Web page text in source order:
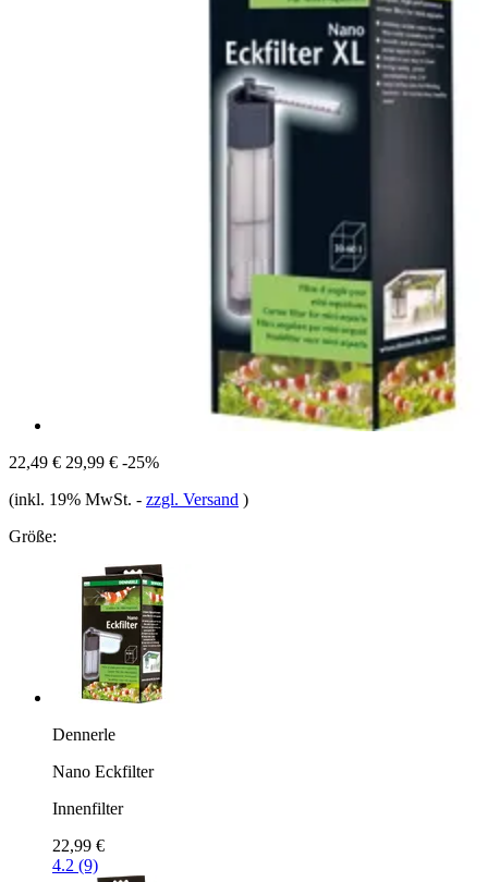
22,49 € 29,99 € -25%
(inkl. 19% MwSt. - zzgl. Versand )
Größe:
Dennerle
Nano Eckfilter
Innenfilter
22,99 €
4.2 (9)